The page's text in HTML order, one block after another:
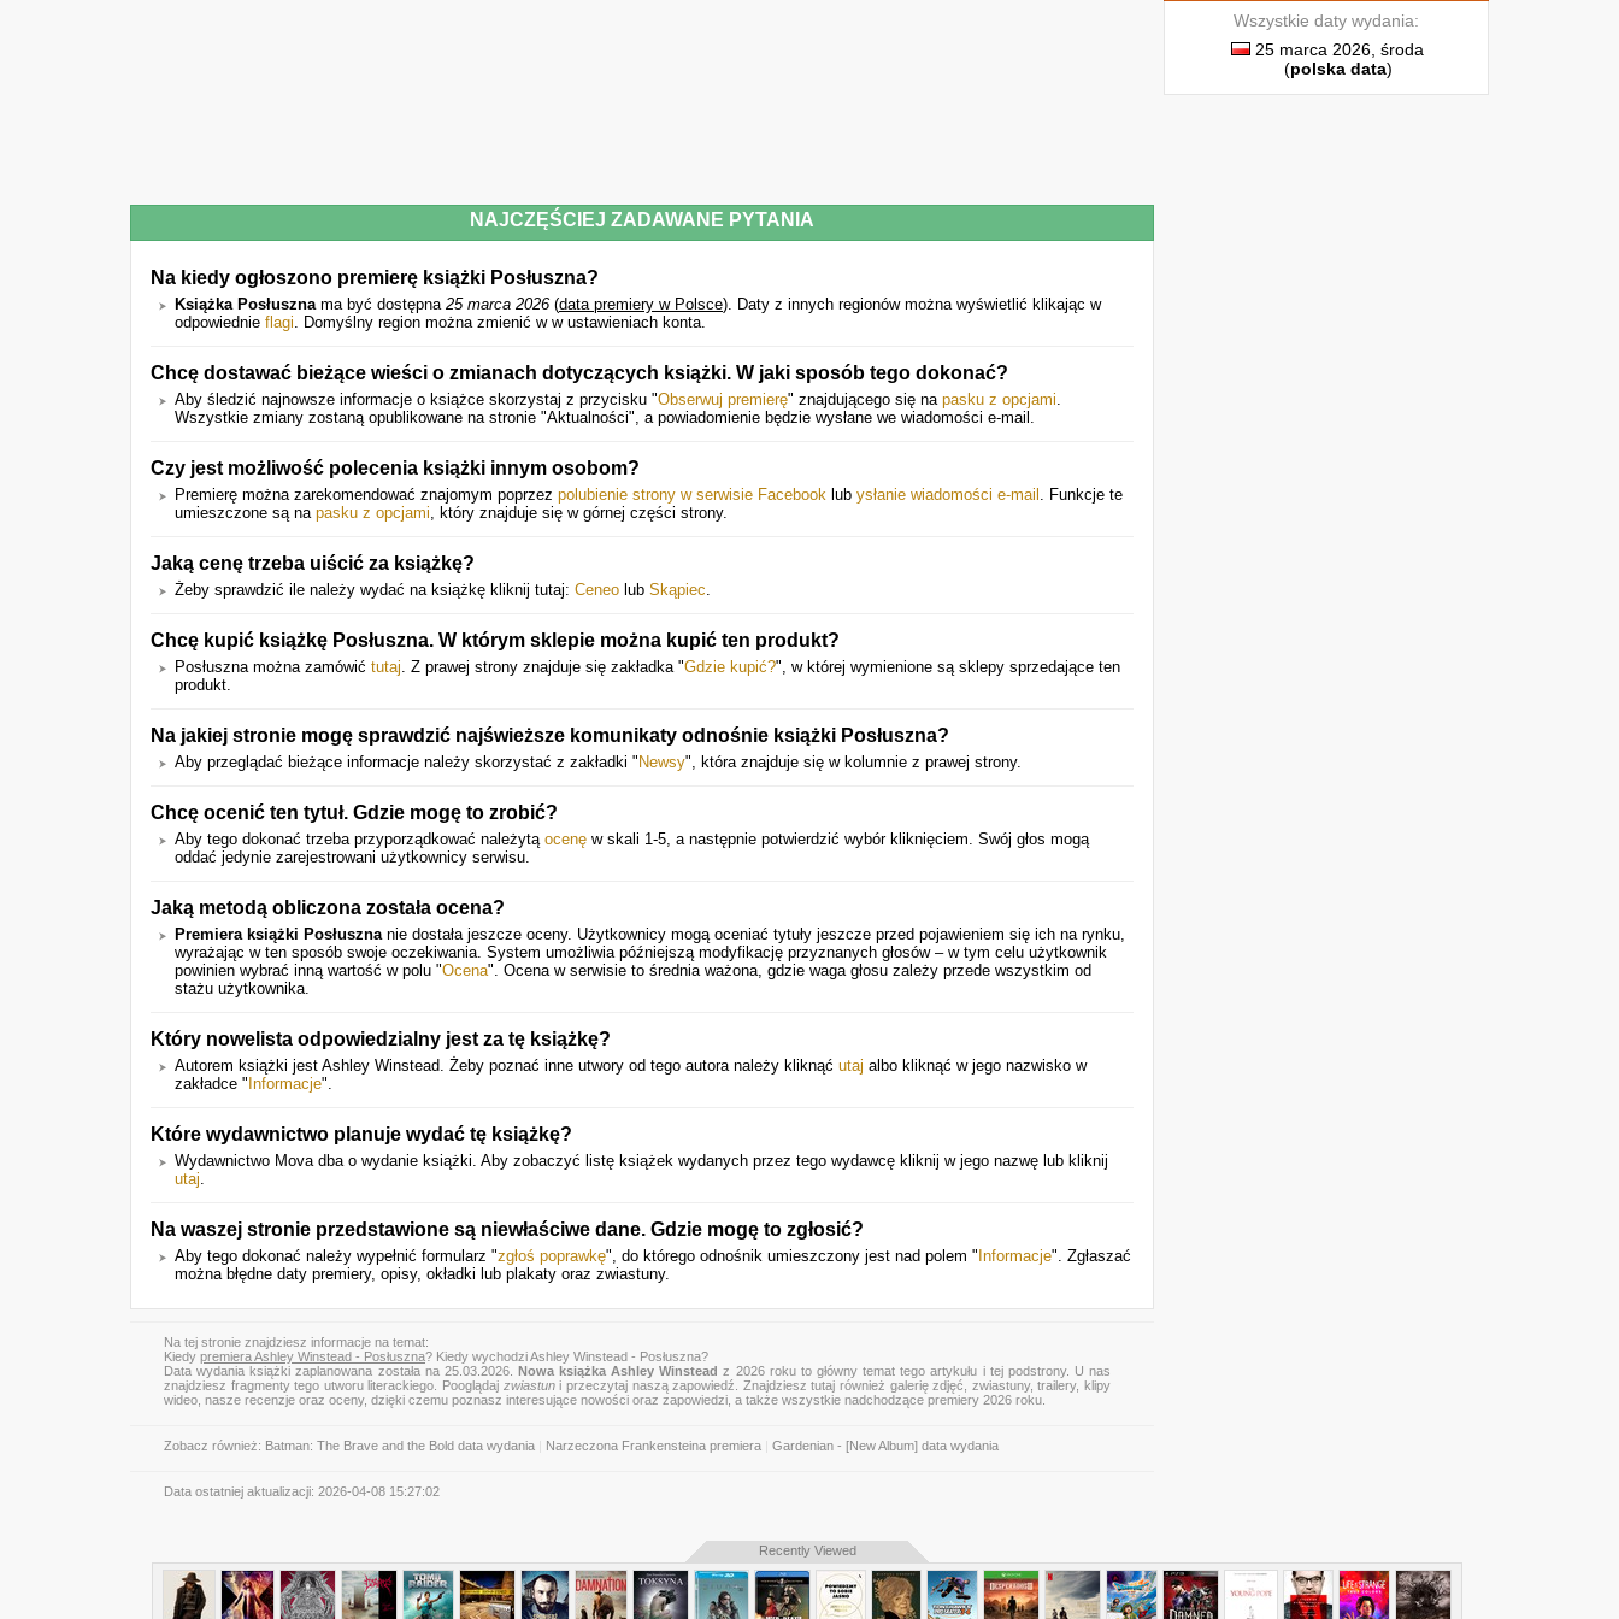
NAJCZĘŚCIEJ ZADAWANE PYTANIA
Na kiedy ogłoszono premierę książki Posłuszna?
Książka Posłusznama być dostępna 25 marca 2026 (data premiery w Polsce). Daty z innych regionów można wyświetlić klikając w
odpowiednie flagi. Domyślny region można zmienić w w ustawieniach konta.
Chcę dostawać bieżące wieści o zmianach dotyczących książki. W jaki sposób tego dokonać?
Aby śledzić najnowsze informacje o książce skorzystaj z przycisku "Obserwuj premierę" znajdującego się na pasku z opcjami.
Wszystkie zmiany zostaną opublikowane na stronie "Aktualności", a powiadomienie będzie wysłane we wiadomości e-mail.
Czy jest możliwość polecenia książki innym osobom?
Premierę można zarekomendować znajomym poprzez polubienie strony w serwisie Facebook lub ysłanie wiadomości e-mail . Funkcje te
umieszczone są na pasku z opcjami, który znajduje się w górnej części strony.
Jaką cenę trzeba uiścić za książkę?
Żeby sprawdzić ile należy wydać na książkę kliknij tutaj: Ceneo lub Skąpiec.
Chcę kupić książkę Posłuszna. W którym sklepie można kupić ten produkt?
Posłuszna można zamówić tutaj. Z prawej strony znajduje się zakładka "Gdzie kupić?", w której wymienione są sklepy sprzedające ten
produkt.
Na jakiej stronie mogę sprawdzić najświeższe komunikaty odnośnie książki Posłuszna?
Aby przeglądać bieżące informacje należy skorzystać z zakładki " Newsy", która znajduje się w kolumnie z prawej strony.
Chcę ocenić ten tytuł. Gdzie mogę to zrobić?
Aby tego dokonać trzeba przyporządkować należytą ocenę w skali 1-5, a następnie potwierdzić wybór kliknięciem. Swój głos mogą
oddać jedynie zarejestrowani użytkownicy serwisu.
Jaką metodą obliczona została ocena?
Premiera książki Posłusznanie dostała jeszcze oceny. Użytkownicy mogą oceniać tytuły jeszcze przed pojawieniem się ich na rynku,
wyrażając w ten sposób swoje oczekiwania. System umożliwia późniejszą modyfikację przyznanych głosów – w tym celu użytkownik
powinien wybrać inną wartość w polu "Ocena". Ocena w serwisie to średnia ważona, gdzie waga głosu zależy przede wszystkim od
stażu użytkownika.
Który nowelista odpowiedzialny jest za tę książkę?
Autorem książki jest Ashley Winstead. Żeby poznać inne utwory od tego autora należy kliknąć utaj albo kliknąć w jego nazwisko w
zakładce " Informacje".
Które wydawnictwo planuje wydać tę książkę?
Wydawnictwo Mova dba o wydanie książki. Aby zobaczyć listę książek wydanych przez tego wydawcę kliknij w jego nazwę lub kliknij
utaj.
Na waszej stronie przedstawione są niewłaściwe dane. Gdzie mogę to zgłosić?
Aby tego dokonać należy wypełnić formularz "zgłoś poprawkę", do którego odnośnik umieszczony jest nad polem " Informacje". Zgłaszać
można błędne daty premiery, opisy, okładki lub plakaty oraz zwiastuny.
Na tej stronie znajdziesz informacje na temat:
Kiedy premiera Ashley Winstead - Posłuszna? Kiedy wychodzi Ashley Winstead - Posłuszna?
Data wydania książki zaplanowana została na 25.03.2026. Nowa książka Ashley Winstead z 2026 roku to główny temat tego artykułu i tej podstrony. U nas
znajdziesz fragmenty tego utworu literackiego. Pooglądaj zwiastuni przeczytaj naszą zapowiedź. Znajdziesz tutaj również galerię zdjęć, zwiastuny, trailery, klipy
wideo, nasze recenzje oraz oceny, dzięki czemu poznasz interesujące nowości oraz zapowiedzi, a także wszystkie nadchodzące premiery 2026 roku.
Zobacz również: Batman: The Brave and the Bold data wydania Narzeczona Frankensteina premiera Gardenian - [New Album] data wydania
Data ostatniej aktualizacji: 2026-04-08 15:27:02
Wszystkie daty wydania:
25 marca 2026, środa
(polska data)
Recently Viewed